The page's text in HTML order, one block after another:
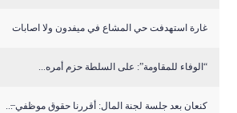
غارة استهدفت حي المشاع في ميفدون ولا اصابات
“الوفاء للمقاومة”: على السلطة حزم أمره...
كنعان بعد جلسة لجنة المال: أقررنا حقوق موظفي ̶...